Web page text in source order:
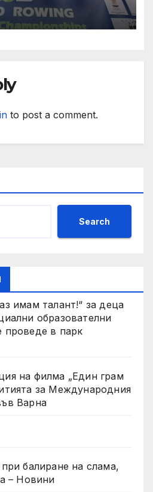
to post a comment.
Search
имам талант!“ за деца
образователни
проведе в парк
на филма „Един грам
за Международния
Варна
балиране на слама,
– Новини